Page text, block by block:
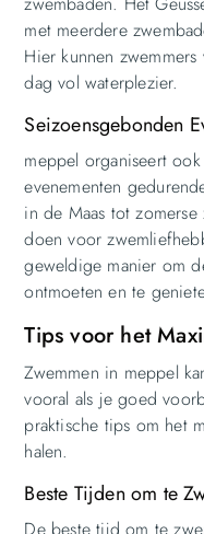
met meerdere
Hier kunnen
dag vol waterplezier.
Seizoensgebonden
meppel organiseert
evenementen
in de Maas tot
doen voor
geweldige manier om
ontmoeten en te
Tips voor het
Zwemmen in meppel
vooral als je goed
praktische tips om het
halen.
Beste Tijden om te